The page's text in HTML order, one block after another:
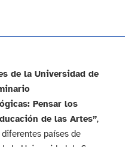
de la Universidad de
Pensar los
de las Artes”,
países de